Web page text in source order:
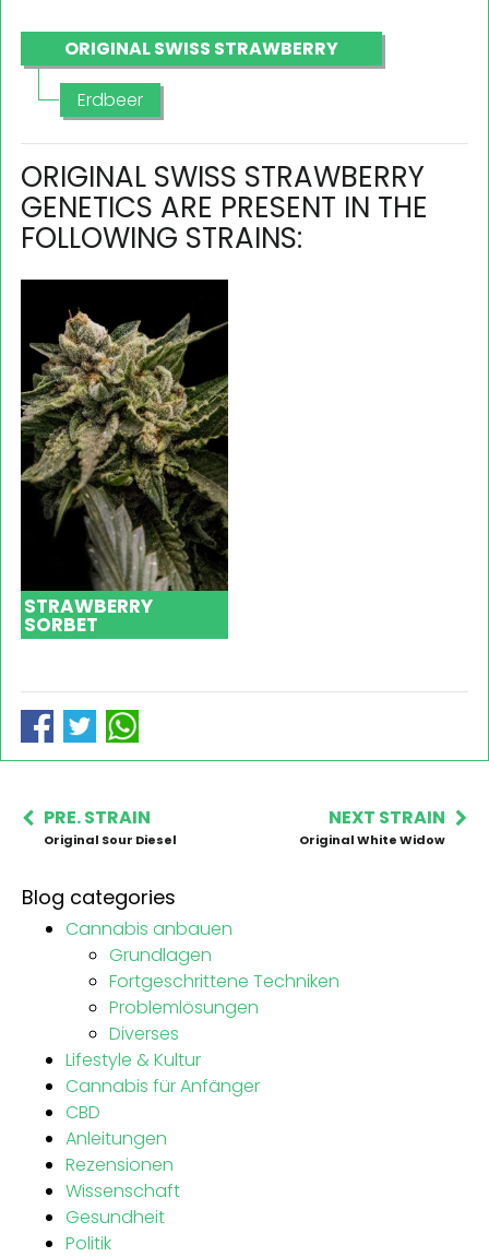
ORIGINAL SWISS STRAWBERRY
Erdbeer
ORIGINAL SWISS STRAWBERRY
GENETICS ARE PRESENT IN THE
FOLLOWING STRAINS:
STRAWBERRY
SORBET
PRE. STRAIN
Original Sour Diesel
NEXT STRAIN
Original White Widow
Blog categories
Cannabis anbauen
Grundlagen
Fortgeschrittene Techniken
Problemlösungen
Diverses
Lifestyle & Kultur
Cannabis für Anfänger
CBD
Anleitungen
Rezensionen
Wissenschaft
Gesundheit
Politik